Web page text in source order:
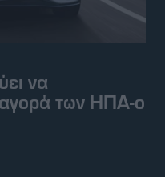
να
αγορά των ΗΠΑ-ο